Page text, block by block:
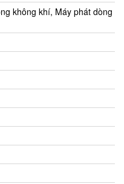
không khí, Máy phát dòng